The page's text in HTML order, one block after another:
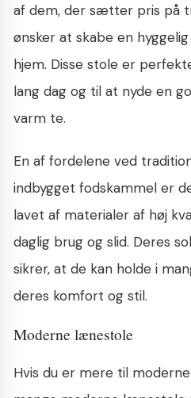
af dem, der sætter pris på
ønsker at skabe en
hjem. Disse stole er
lang dag og til at nyde en
varm te.
En af fordelene ved
indbygget fodskammel er
lavet af materialer af høj
daglig brug og slid. Deres
sikrer, at de kan holde i
deres komfort og stil.
Moderne lænestole
Hvis du er mere til